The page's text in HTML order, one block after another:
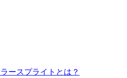
ースプライトとは？